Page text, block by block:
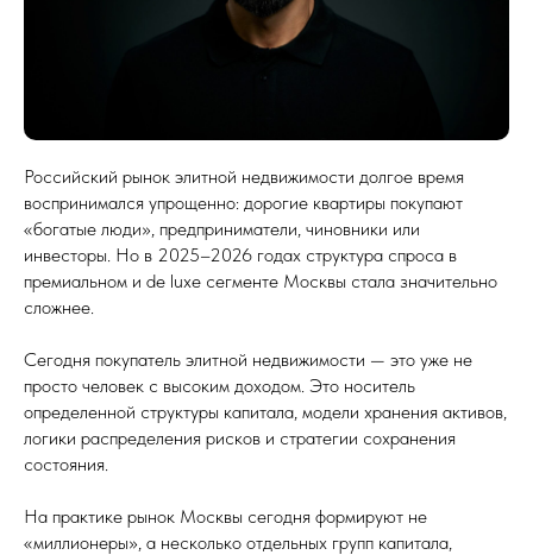
Российский рынок элитной недвижимости долгое время
воспринимался упрощенно: дорогие квартиры покупают
«богатые люди», предприниматели, чиновники или
инвесторы. Но в 2025–2026 годах структура спроса в
премиальном и de luxe сегменте Москвы стала значительно
сложнее.
Сегодня покупатель элитной недвижимости — это уже не
просто человек с высоким доходом. Это носитель
определенной структуры капитала, модели хранения активов,
логики распределения рисков и стратегии сохранения
состояния.
На практике рынок Москвы сегодня формируют не
«миллионеры», а несколько отдельных групп капитала,